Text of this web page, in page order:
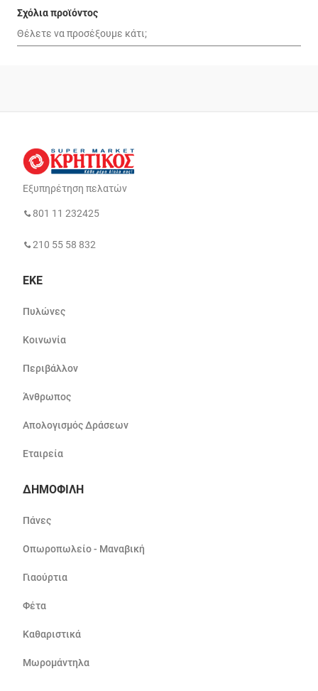
Σχόλια προϊόντος
Εξυπηρέτηση πελατών
801 11 232425
210 55 58 832
ΕΚΕ
Πυλώνες
Κοινωνία
Περιβάλλον
Άνθρωπος
Απολογισμός Δράσεων
Εταιρεία
ΔΗΜΟΦΙΛΗ
Πάνες
Οπωροπωλείο - Μαναβική
Γιαούρτια
Φέτα
Καθαριστικά
Μωρομάντηλα